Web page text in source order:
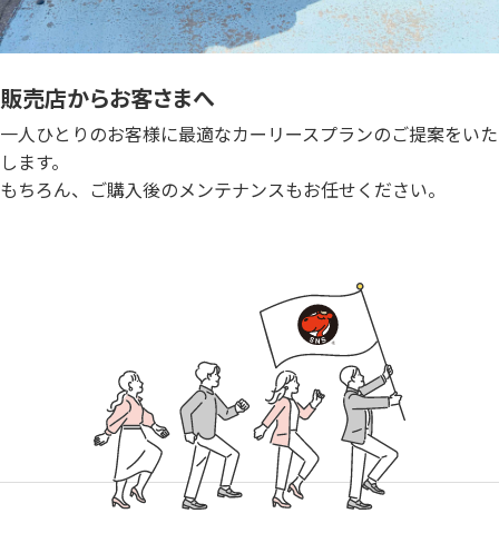
販売店からお客さまへ
一人ひとりのお客様に最適なカーリースプランのご提案をいた
します。
もちろん、ご購入後のメンテナンスもお任せください。